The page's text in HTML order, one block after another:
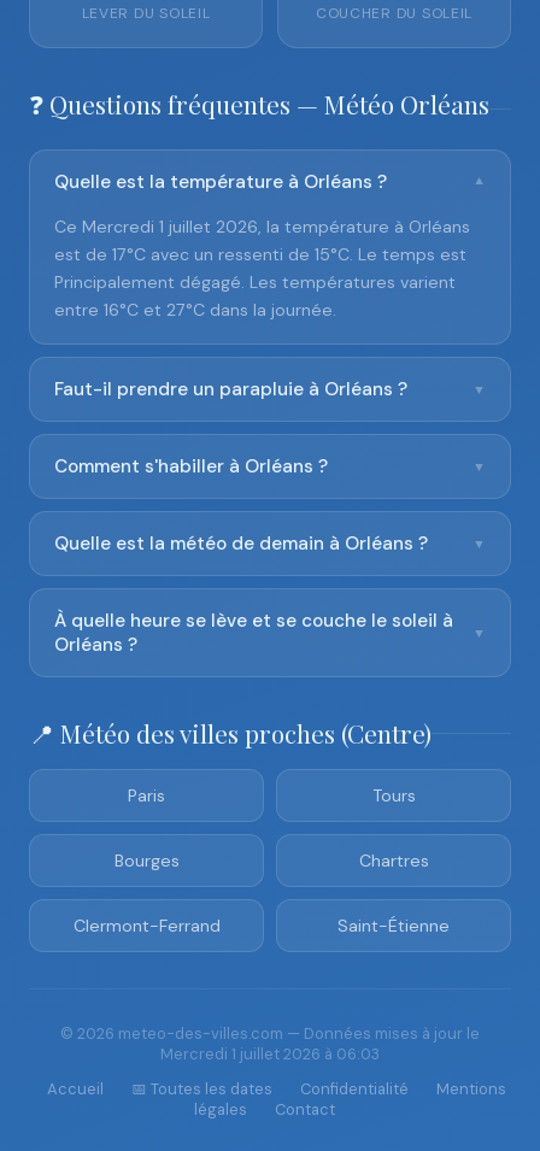
LEVER DU SOLEIL COUCHER DU SOLEIL
❓ Questions fréquentes — Météo Orléans
Quelle est la température à Orléans ? ▼
Ce Mercredi 1 juillet 2026, la température à Orléans
est de 17°C avec un ressenti de 15°C. Le temps est
Principalement dégagé. Les températures varient
entre 16°C et 27°C dans la journée.
Faut-il prendre un parapluie à Orléans ? ▼
Comment s'habiller à Orléans ? ▼
Quelle est la météo de demain à Orléans ? ▼
À quelle heure se lève et se couche le soleil à
Orléans ?
▼
📍 Météo des villes proches (Centre)
Paris Tours
Bourges Chartres
Clermont-Ferrand Saint-Étienne
© 2026 meteo-des-villes.com — Données mises à jour le
Mercredi 1 juillet 2026 à 06:03
Accueil
📅 Toutes les dates Confidentialité
Mentions
légales
Contact